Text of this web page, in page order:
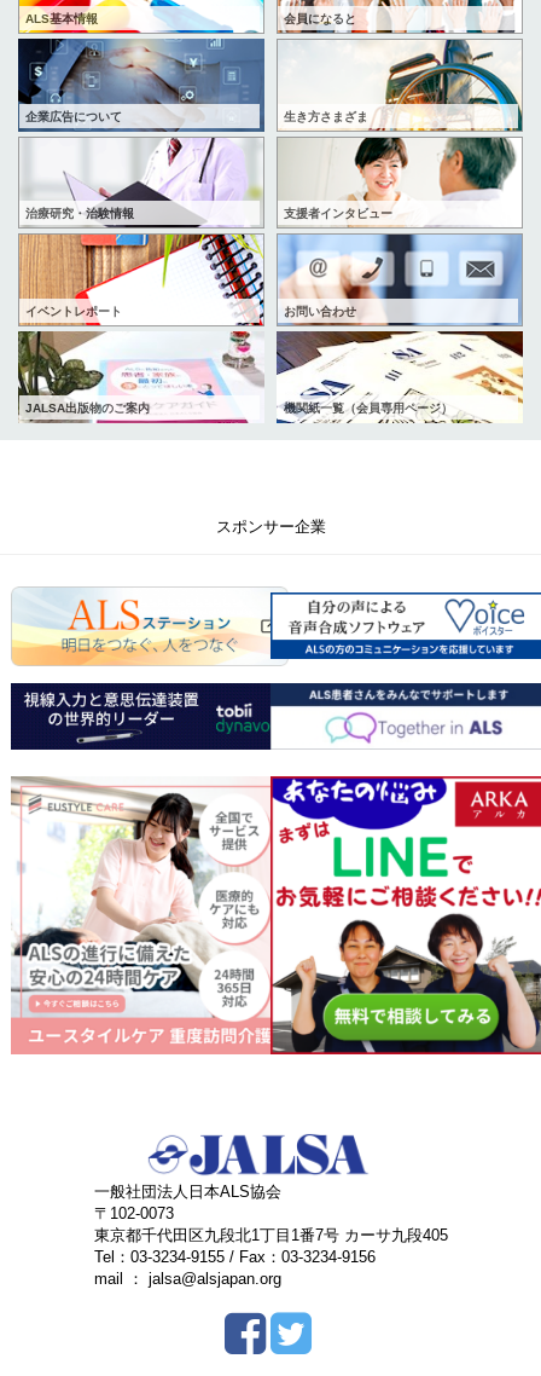
ALS基本情報 会員になると
企業広告について 生き方さまざま
治療研究・治験情報 支援者インタビュー
イベントレポート お問い合わせ
JALSA出版物のご案内 機関紙一覧（会員専用ページ）
スポンサー企業
一般社団法人日本ALS協会
〒102-0073
東京都千代田区九段北1丁目1番7号 カーサ九段405
Tel：03-3234-9155 / Fax：03-3234-9156
mail ： jalsa@alsjapan.org